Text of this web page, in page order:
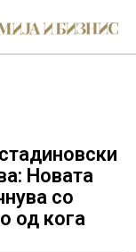
Новата
со
од кога